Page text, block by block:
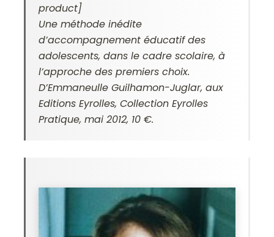
product]
Une méthode inédite
d’accompagnement éducatif des
adolescents, dans le cadre scolaire, à
l’approche des premiers choix.
D’Emmaneulle Guilhamon-Juglar, aux
Editions Eyrolles, Collection Eyrolles
Pratique, mai 2012, 10 €.